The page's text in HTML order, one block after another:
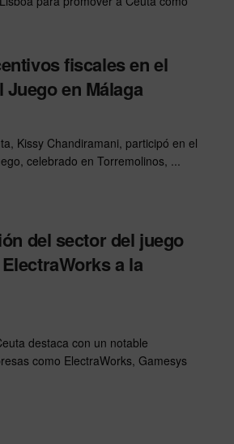
fiscales en el
en Málaga
Kissy Chandiramani, participó en el
celebrado en Torremolinos, ...
del sector del juego
a la
destaca con un notable
como ElectraWorks, Gamesys